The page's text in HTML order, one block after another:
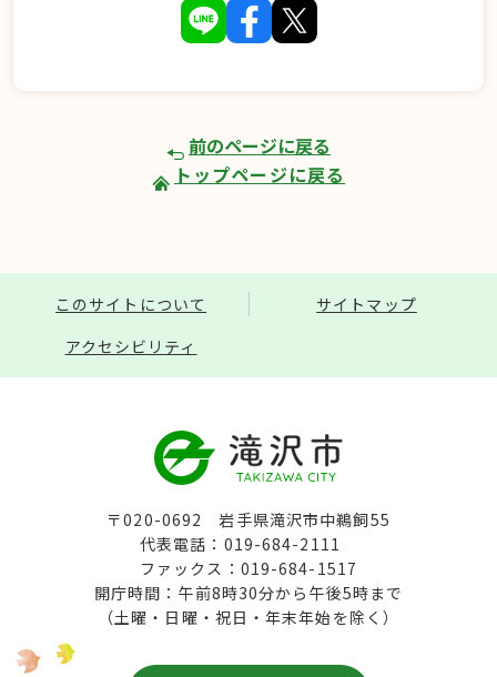
前のページに戻る
トップページに戻る
このサイトについて
サイトマップ
アクセシビリティ
〒020-0692 岩手県滝沢市中鵜飼55
代表電話：019-684-2111
ファックス：019-684-1517
開庁時間：午前8時30分から午後5時まで
（土曜・日曜・祝日・年末年始を除く）